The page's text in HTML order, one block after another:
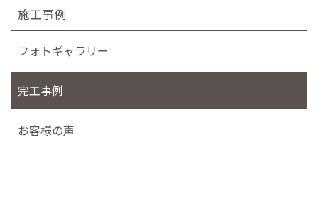
施工事例
フォトギャラリー
完工事例
お客様の声